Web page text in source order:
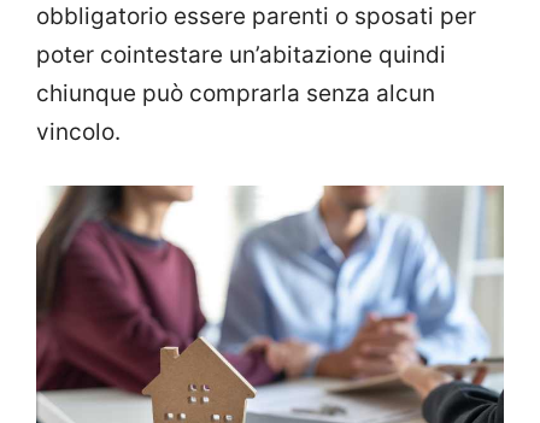
obbligatorio essere parenti o sposati per
poter cointestare un’abitazione quindi
chiunque può comprarla senza alcun
vincolo.